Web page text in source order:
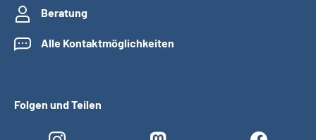
Beratung
Alle Kontaktmöglichkeiten
Folgen und Teilen